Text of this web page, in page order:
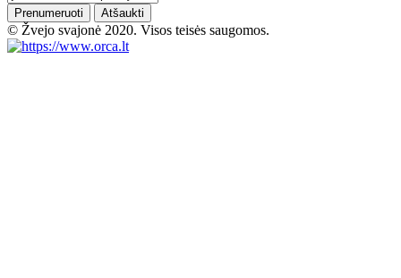
Prenumeruoti Atšaukti
© Žvejo svajonė 2020. Visos teisės saugomos.